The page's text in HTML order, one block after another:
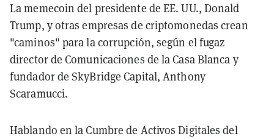
La memecoin del presidente de EE. UU., Donald
Trump, y otras empresas de criptomonedas crean
"caminos" para la corrupción, según el fugaz
director de Comunicaciones de la Casa Blanca y
fundador de SkyBridge Capital, Anthony
Scaramucci.
Hablando en la Cumbre de Activos Digitales del